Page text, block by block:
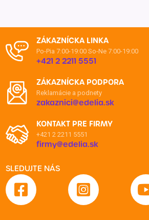
ZÁKAZNÍCKA LINKA
Po-Pia 7:00-19:00 So-Ne 7:00-19:00
+421 2 2211 5551
ZÁKAZNÍCKA PODPORA
Reklamácie a podnety
zakaznici@edelia.sk
KONTAKT PRE FIRMY
+421 2 2211 5551
firmy@edelia.sk
SLEDUJTE NÁS